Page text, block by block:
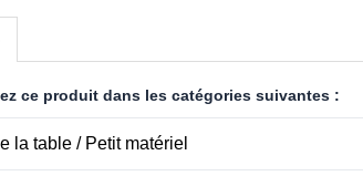
ce produit dans les catégories suivantes :
la table / Petit matériel